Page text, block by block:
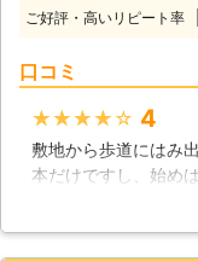
ご好評・高いリピート率
口コミ
★★★★★ 4
敷地から歩道にはみ
本だけですし、始め
したが、幹も傷んで